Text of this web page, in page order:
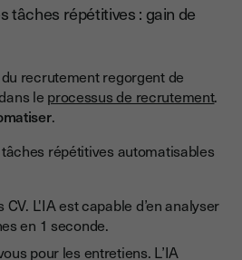
tâches répétitives : gain de
recrutement regorgent de
le processus de recrutement.
.
répétitives automatisables
L'IA est capable d’en analyser
en 1 seconde.
pour les entretiens. L’IA